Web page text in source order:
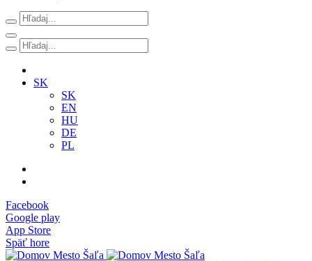
SK
SK
EN
HU
DE
PL
Facebook
Google play
App Store
Späť hore